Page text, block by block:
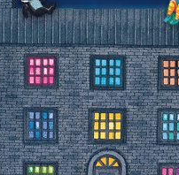
TOP
聯絡我們 下載專區 幾